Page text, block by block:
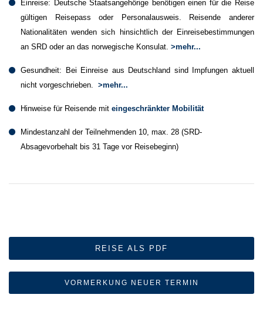
Einreise: Deutsche Staatsangehörige benötigen einen für die Reise
gültigen Reisepass oder Personalausweis. Reisende anderer
Nationalitäten wenden sich hinsichtlich der Einreisebestimmungen
an SRD oder an das norwegische Konsulat. >mehr...
Gesundheit: Bei Einreise aus Deutschland sind Impfungen aktuell
nicht vorgeschrieben. >mehr...
Hinweise für Reisende mit eingeschränkter Mobilität
Mindestanzahl der Teilnehmenden 10, max. 28 (SRD-
Absagevorbehalt bis 31 Tage vor Reisebeginn)
REISE ALS PDF
VORMERKUNG NEUER TERMIN